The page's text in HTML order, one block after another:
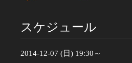
スケジュール
2014-12-07 (日) 19:30～